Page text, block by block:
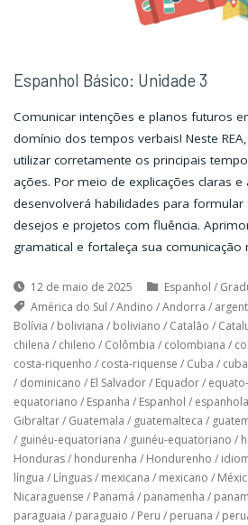
Espanhol Básico: Unidade 3
Comunicar intenções e planos futuros
domínio dos tempos verbais! Neste
utilizar corretamente os principais
ações. Por meio de explicações claras e
desenvolverá habilidades para formular
desejos e projetos com fluência.
gramatical e fortaleça sua comunicação
12 de maio de 2025 Espanhol /
América do Sul /Andino /Andorra /
Bolívia / boliviana / boliviano / Catalão /
chilena / chileno / Colômbia / colombiana /
costa-riquenho / costa-riquense / Cuba /
/ dominicano / El Salvador/ Equador/
equatoriano / Espanha / Espanhol / espanhola
Gibraltar/ Guatemala / guatemalteca /
/ guinéu-equatoriana / guinéu-equatoriano /
Honduras/ hondurenha / Hondurenho /
língua / Línguas/ mexicana / mexicano /
Nicaraguense / Panamá / panamenha /
paraguaia / paraguaio / Peru / peruana /